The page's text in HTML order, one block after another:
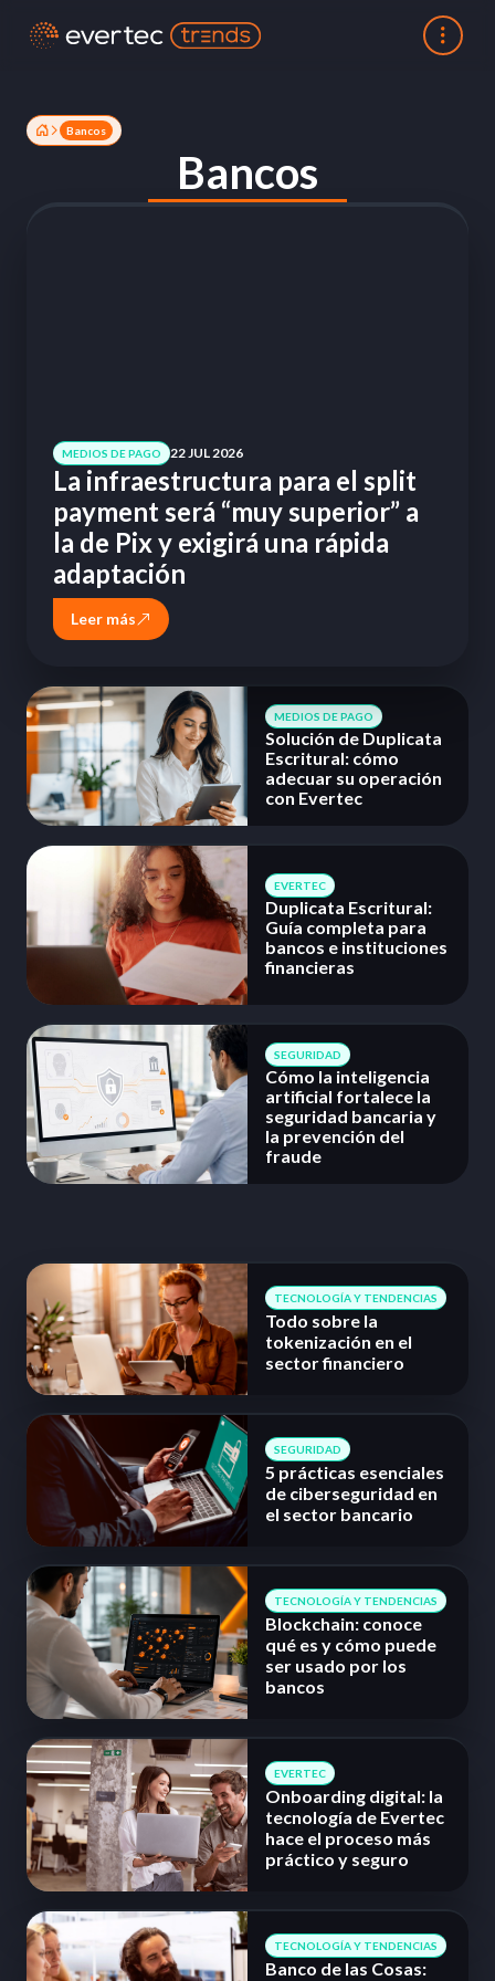
Bancos
Bancos
MEDIOS DE PAGO 22 JUL 2026
La infraestructura para el split
payment será “muy superior” a
la de Pix y exigirá una rápida
adaptación
Leer más
MEDIOS DE PAGO
Solución de Duplicata
Escritural: cómo
adecuar su operación
con Evertec
EVERTEC
Duplicata Escritural:
Guía completa para
bancos e instituciones
financieras
SEGURIDAD
Cómo la inteligencia
artificial fortalece la
seguridad bancaria y
la prevención del
fraude
TECNOLOGÍA Y TENDENCIAS
Todo sobre la
tokenización en el
sector financiero
SEGURIDAD
5 prácticas esenciales
de ciberseguridad en
el sector bancario
TECNOLOGÍA Y TENDENCIAS
Blockchain: conoce
qué es y cómo puede
ser usado por los
bancos
EVERTEC
Onboarding digital: la
tecnología de Evertec
hace el proceso más
práctico y seguro
TECNOLOGÍA Y TENDENCIAS
Banco de las Cosas: